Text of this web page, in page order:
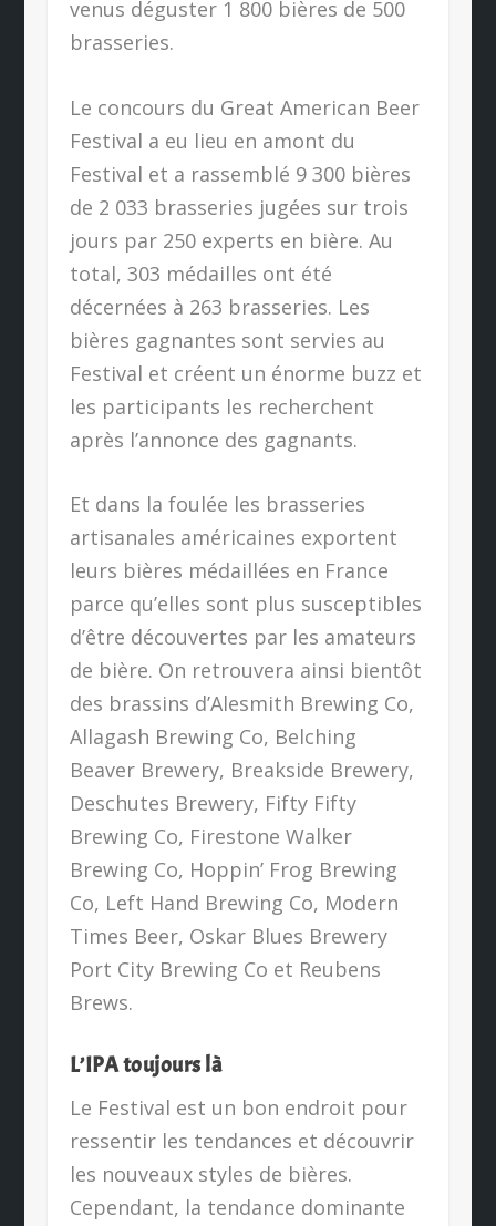
venus déguster 1 800 bières de 500
brasseries.
Le concours du Great American Beer
Festival a eu lieu en amont du
Festival et a rassemblé 9 300 bières
de 2 033 brasseries jugées sur trois
jours par 250 experts en bière. Au
total, 303 médailles ont été
décernées à 263 brasseries. Les
bières gagnantes sont servies au
Festival et créent un énorme buzz et
les participants les recherchent
après l’annonce des gagnants.
Et dans la foulée les brasseries
artisanales américaines exportent
leurs bières médaillées en France
parce qu’elles sont plus susceptibles
d’être découvertes par les amateurs
de bière. On retrouvera ainsi bientôt
des brassins d’Alesmith Brewing Co,
Allagash Brewing Co, Belching
Beaver Brewery, Breakside Brewery,
Deschutes Brewery, Fifty Fifty
Brewing Co, Firestone Walker
Brewing Co, Hoppin’ Frog Brewing
Co, Left Hand Brewing Co, Modern
Times Beer, Oskar Blues Brewery
Port City Brewing Co et Reubens
Brews.
L’IPA toujours là
Le Festival est un bon endroit pour
ressentir les tendances et découvrir
les nouveaux styles de bières.
Cependant, la tendance dominante